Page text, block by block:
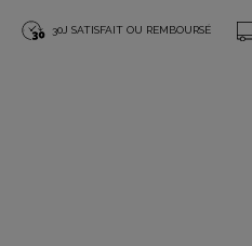
30J SATISFAIT OU REMBOURSÉ